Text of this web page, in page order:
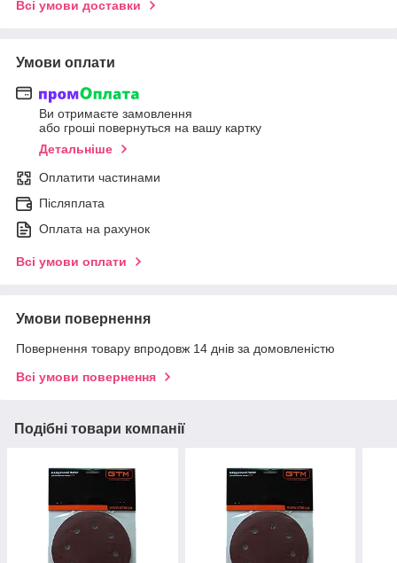
Всі умови доставки
Умови оплати
Ви отримаєте замовлення
або гроші повернуться на вашу картку
Детальніше
Оплатити частинами
Післяплата
Оплата на рахунок
Всі умови оплати
Умови повернення
Повернення товару впродовж 14 днів за домовленістю
Всі умови повернення
Подібні товари компанії